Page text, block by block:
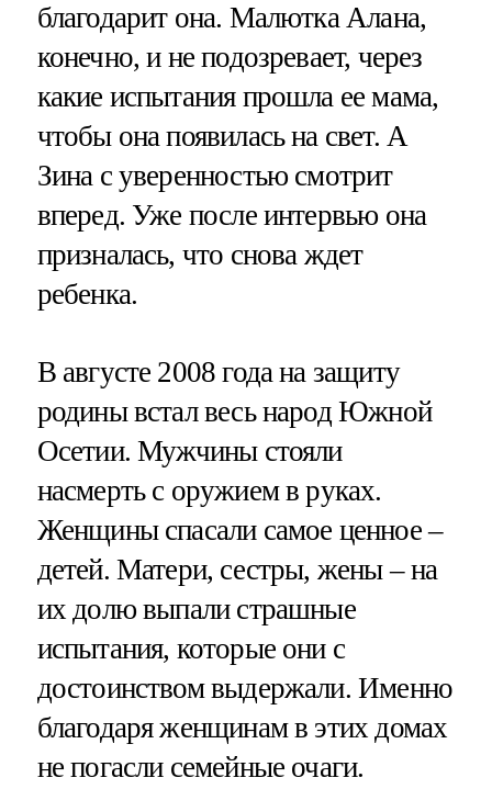
благодарит она. Малютка Алана,
конечно, и не подозревает, через
какие испытания прошла ее мама,
чтобы она появилась на свет. А
Зина с уверенностью смотрит
вперед. Уже после интервью она
призналась, что снова ждет
ребенка.
В августе 2008 года на защиту
родины встал весь народ Южной
Осетии. Мужчины стояли
насмерть с оружием в руках.
Женщины спасали самое ценное –
детей. Матери, сестры, жены – на
их долю выпали страшные
испытания, которые они с
достоинством выдержали. Именно
благодаря женщинам в этих домах
не погасли семейные очаги.